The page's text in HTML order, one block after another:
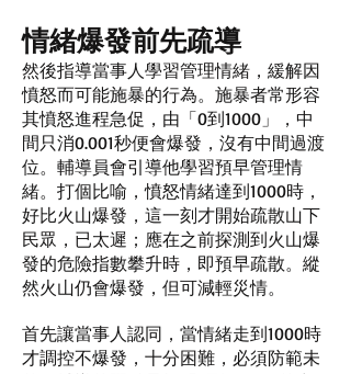
情緒爆發前先疏導
然後指導當事人學習管理情緒，緩解因
憤怒而可能施暴的行為。施暴者常形容
其憤怒進程急促，由「0到1000」，中
間只消0.001秒便會爆發，沒有中間過渡
位。輔導員會引導他學習預早管理情
緒。打個比喻，憤怒情緒達到1000時，
好比火山爆發，這一刻才開始疏散山下
民眾，已太遲；應在之前探測到火山爆
發的危險指數攀升時，即預早疏散。縱
然火山仍會爆發，但可減輕災情。
首先讓當事人認同，當情緒走到1000時
才調控不爆發，十分困難，必須防範未